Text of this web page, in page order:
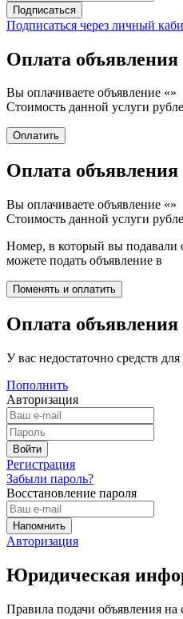
Подписаться через личный
Оплата объявления
Вы оплачиваете объявление «»
Стоимость данной услуги
Оплата объявления
Вы оплачиваете объявление «»
Стоимость данной услуги
Номер, в который вы
можете подать объявление в
Оплата объявления
У вас недостаточно средств
Пополнить
Авторизация
Регистрация
Забыли пароль?
Восстановление пароля
Авторизация
Юридическая
Правила подачи объявления на